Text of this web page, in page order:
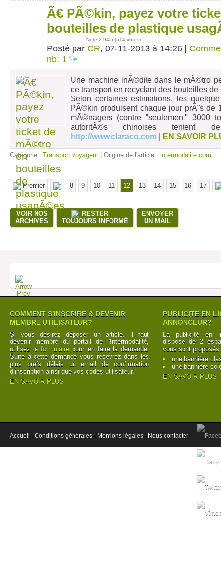
Ã€ PÃ©kin, payez votre
bouteilles de plastique
Note 2.94/5 (514 votes)
Posté par CR, 07-11-2013 à 14:26 |
nb: 1
Une machine inÃ©dite dans le mÃ©tro
de transport en recyclant des bouteilles de
Selon certaines estimations, les
PÃ©kin produisent chaque jour prÃ¨s de
mÃ©nagers (contre "seulement"
autoritÃ©s chinoises tentent
http://www.claraco.com | EN SAVOIR
Catégorie : Transport voyageur| Origine de l'article : intermodalite.com
Premier 8 9 10 11 12 13 14 15 16 17
VOIR NOS
ARCHIVES
RESTER
TOUJOURS INFORMÉ
ENVOYER
UN MAIL
COMMENT S'INSCRIRE & DEVENIR
MEMBRE UTILISATEUR?
Si vous désirez déposer un article, il faut
devenir membre du portail de l’Intermodalité,
utilisez leformulaire pour en faire la demande.
Suite à cette demande vous recevrez dans les
plus brefs délais un email de confirmation
d’inscription ainsi que vos codes utilisateur.
EN SAVOIR PLUS
PUBLICITÉ EN
ANNONCEUR?
La publicité en
dispose de 2
vous sont proposés
une bannière
une bannière
EN SAVOIR PLUS
Accueil - Conditions générales - Mentions légales - Nous contacter